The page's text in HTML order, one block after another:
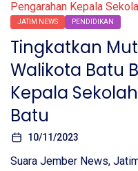
JATIM NEWS PENDIDIKAN
Tingkatkan
Walikota Batu
Kepala
Batu
10/11/2023
Suara Jember News,